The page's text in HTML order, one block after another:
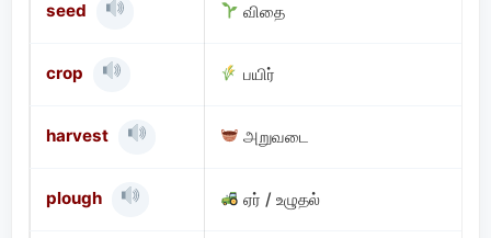
seed விதை
crop பயிர்
harvest அறுவடை
plough ஏர் / உழுதல்